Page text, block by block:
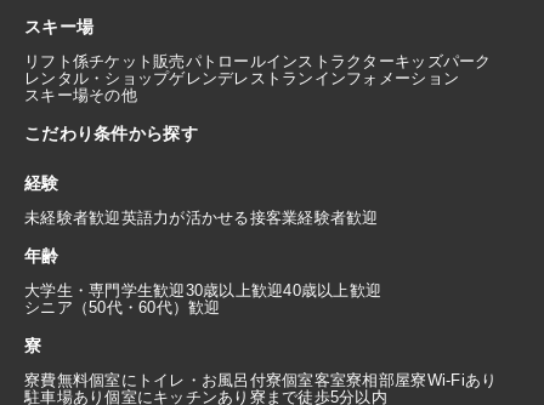
スキー場
リフト係チケット販売パトロールインストラクターキッズパーク
レンタル・ショップゲレンデレストラン インフォメーション
スキー場その他
こだわり条件から探す
経験
未経験者歓迎英語力が活かせる接客業経験者歓迎
年齢
大学生・専門学生歓迎30歳以上歓迎40歳以上歓迎
シニア（50代・60代）歓迎
寮
寮費無料個室にトイレ・お風呂付寮個室客室寮相部屋寮Wi-Fiあり
駐車場あり個室にキッチンあり 寮まで徒歩5分以内